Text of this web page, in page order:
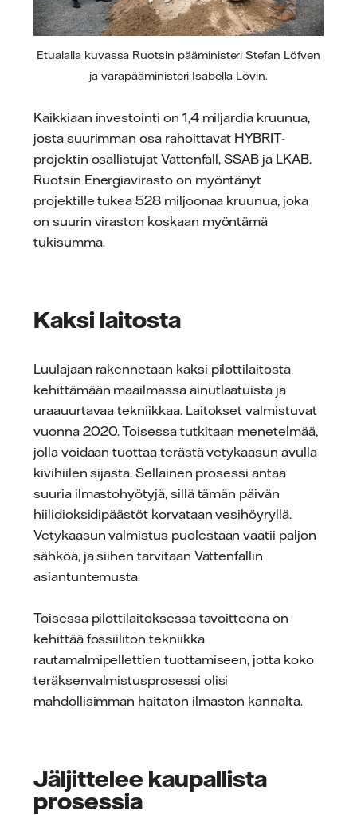
Etualalla kuvassa Ruotsin pääministeri Stefan Löfven
ja varapääministeri Isabella Lövin.
Kaikkiaan investointi on 1,4 miljardia kruunua,
josta suurimman osa rahoittavat HYBRIT-
projektin osallistujat Vattenfall, SSAB ja LKAB.
Ruotsin Energiavirasto on myöntänyt
projektille tukea 528 miljoonaa kruunua, joka
on suurin viraston koskaan myöntämä
tukisumma.
Kaksi laitosta
Luulajaan rakennetaan kaksi pilottilaitosta
kehittämään maailmassa ainutlaatuista ja
uraauurtavaa tekniikkaa. Laitokset valmistuvat
vuonna 2020. Toisessa tutkitaan menetelmää,
jolla voidaan tuottaa terästä vetykaasun avulla
kivihiilen sijasta. Sellainen prosessi antaa
suuria ilmastohyötyjä, sillä tämän päivän
hiilidioksidipäästöt korvataan vesihöyryllä.
Vetykaasun valmistus puolestaan vaatii paljon
sähköä, ja siihen tarvitaan Vattenfallin
asiantuntemusta.
Toisessa pilottilaitoksessa tavoitteena on
kehittää fossiiliton tekniikka
rautamalmipellettien tuottamiseen, jotta koko
teräksenvalmistusprosessi olisi
mahdollisimman haitaton ilmaston kannalta.
Jäljittelee kaupallista
prosessia